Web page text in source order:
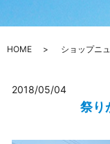
HOME ショップニ
2018/05/04
祭り